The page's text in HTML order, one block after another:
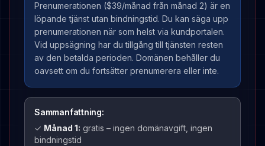
Prenumerationen ($39/månad från månad 2) är en
löpande tjänst utan bindningstid. Du kan säga upp
prenumerationen när som helst via kundportalen.
Vid uppsägning har du tillgång till tjänsten resten
av den betalda perioden. Domänen behåller du
oavsett om du fortsätter prenumerera eller inte.
Sammanfattning:
✓ Månad 1: gratis – ingen domänavgift, ingen
bindningstid